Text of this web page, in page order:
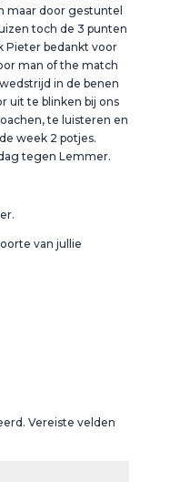
maar door gestuntel
toch de 3 punten
Pieter bedankt voor
man of the match
in de benen
uit te blinken bij ons
te luisteren en
week 2 potjes.
tegen Lemmer.
van jullie
Vereiste velden